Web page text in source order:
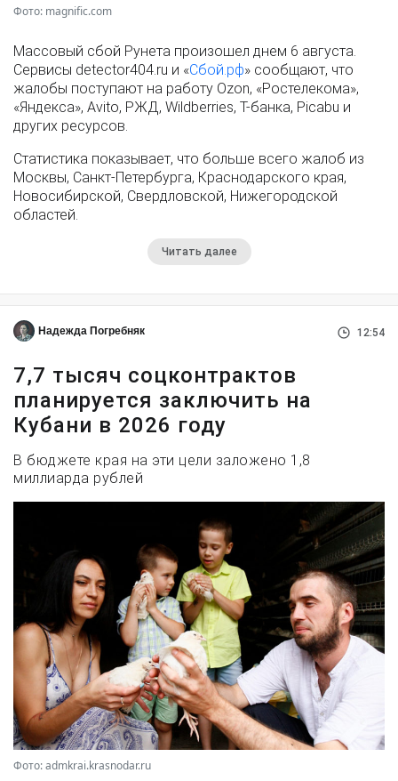
Фото: magnific.com
Массовый сбой Рунета произошел днем 6 августа.
Сервисы detector404.ru и «Сбой.рф» сообщают, что
жалобы поступают на работу Ozon, «Ростелекома»,
«Яндекса», Avito, РЖД, Wildberries, Т-банка, Picabu и
других ресурсов.
Статистика показывает, что больше всего жалоб из
Москвы, Санкт-Петербурга, Краснодарского края,
Новосибирской, Свердловской, Нижегородской
областей.
Читать далее
Надежда Погребняк 12:54
7,7 тысяч соцконтрактов
планируется заключить на
Кубани в 2026 году
В бюджете края на эти цели заложено 1,8
миллиарда рублей
Фото: admkrai.krasnodar.ru